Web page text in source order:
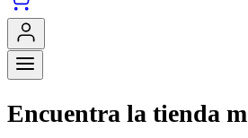
Encuentra la tienda